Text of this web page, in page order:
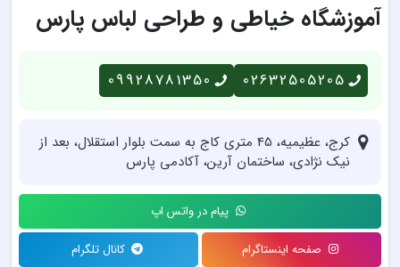
آموزشگاه خیاطی و طراحی لباس پارس
02632505205
09928781350
کرج، عظیمیه، 45 متری کاج به سمت بلوار استقلال، بعد از
نیک نژادی، ساختمان آرین، آکادمی پارس
پیام در واتس اپ
صفحه اینستاگرام کانال تلگرام